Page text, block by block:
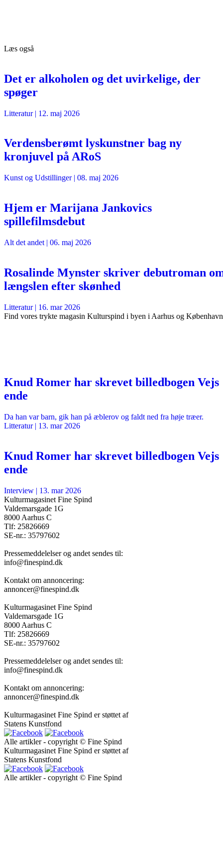
Læs også
Det er alkoholen og det uvirkelige, der
spøger
Litteratur| 12. maj 2026
Verdensberømt lyskunstner bag ny
kronjuvel på ARoS
Kunst og Udstillinger| 08. maj 2026
Hjem er Marijana Jankovics
spillefilmsdebut
Alt det andet | 06. maj 2026
Rosalinde Mynster skriver debutroman
længslen efter skønhed
Litteratur| 16. mar 2026
Find vores trykte magasin Kulturspind i byen i Aarhus og København
Knud Romer har skrevet billedbogen Vejs
ende
Da han var barn, gik han på æblerov og faldt ned fra høje træer.
Litteratur| 13. mar 2026
Knud Romer har skrevet billedbogen Vejs
ende
Interview | 13. mar 2026
Kulturmagasinet Fine Spind
Valdemarsgade 1G
8000 Aarhus C
Tlf: 25826669
SE-nr.: 35797602
Pressemeddelelser og andet sendes til:
info@finespind.dk
Kontakt om annoncering:
annoncer@finespind.dk
Kulturmagasinet Fine Spind
Valdemarsgade 1G
8000 Aarhus C
Tlf: 25826669
SE-nr.: 35797602
Pressemeddelelser og andet sendes til:
info@finespind.dk
Kontakt om annoncering:
annoncer@finespind.dk
Kulturmagasinet Fine Spind er støttet af
Statens Kunstfond
Alle artikler - copyright © Fine Spind
Kulturmagasinet Fine Spind er støttet af
Statens Kunstfond
Alle artikler - copyright © Fine Spind